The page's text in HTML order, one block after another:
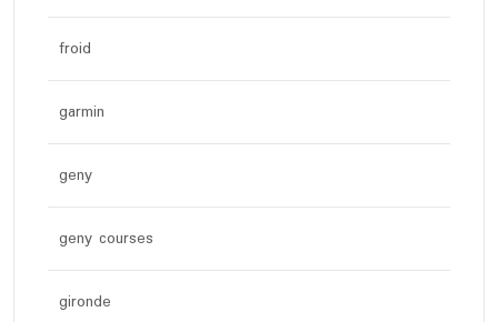
froid
garmin
geny
geny courses
gironde